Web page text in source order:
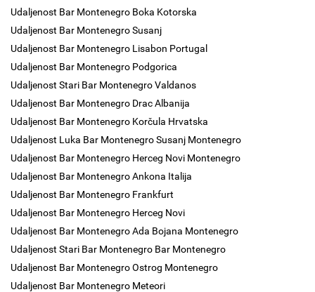
Udaljenost Bar Montenegro Boka Kotorska
Udaljenost Bar Montenegro Susanj
Udaljenost Bar Montenegro Lisabon Portugal
Udaljenost Bar Montenegro Podgorica
Udaljenost Stari Bar Montenegro Valdanos
Udaljenost Bar Montenegro Drac Albanija
Udaljenost Bar Montenegro Korčula Hrvatska
Udaljenost Luka Bar Montenegro Susanj Montenegro
Udaljenost Bar Montenegro Herceg Novi Montenegro
Udaljenost Bar Montenegro Ankona Italija
Udaljenost Bar Montenegro Frankfurt
Udaljenost Bar Montenegro Herceg Novi
Udaljenost Bar Montenegro Ada Bojana Montenegro
Udaljenost Stari Bar Montenegro Bar Montenegro
Udaljenost Bar Montenegro Ostrog Montenegro
Udaljenost Bar Montenegro Meteori